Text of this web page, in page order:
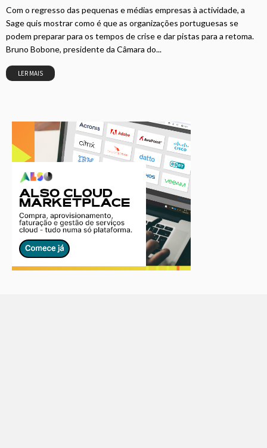
Com o regresso das pequenas e médias empresas à actividade, a
Sage quis mostrar como é que as organizações portuguesas se
podem preparar para os tempos de crise e dar pistas para a retoma.
Bruno Bobone, presidente da Câmara do...
LER MAIS